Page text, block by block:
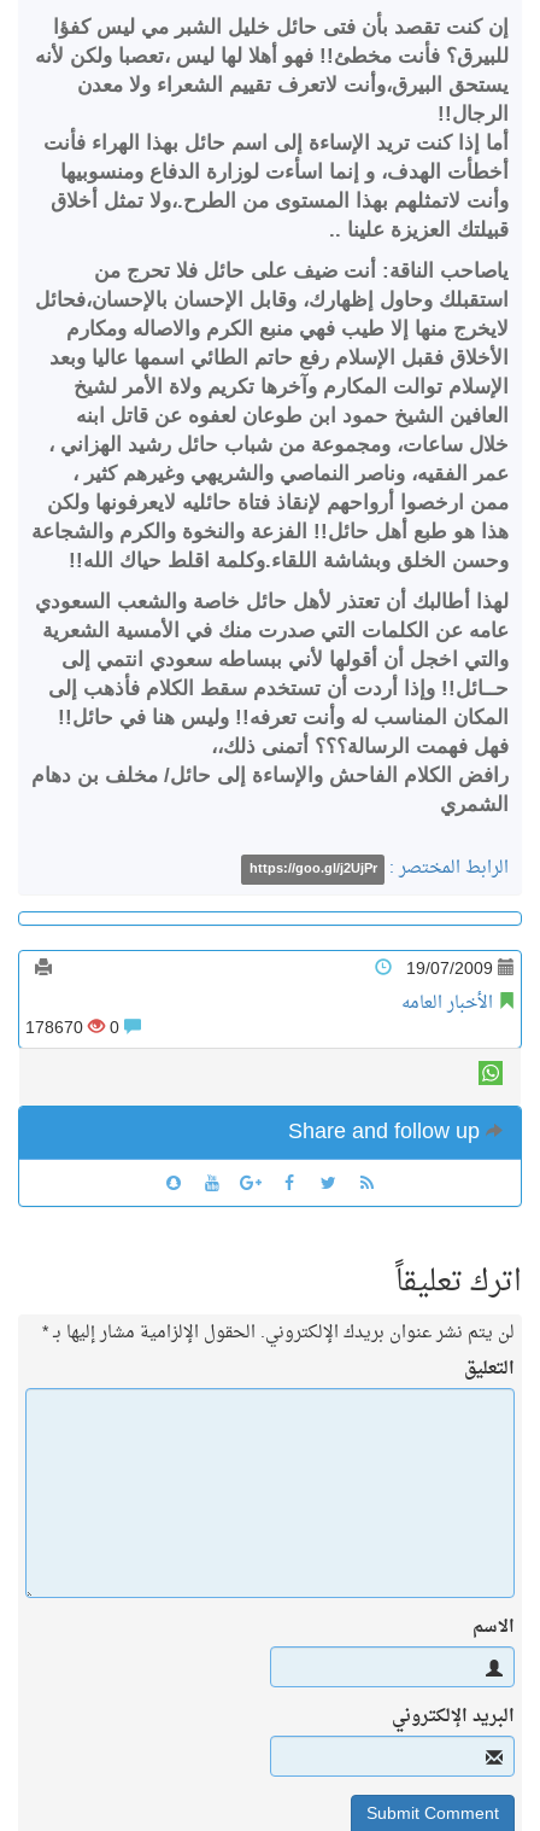
إن كنت تقصد بأن فتى حائل خليل الشبر مي ليس كفؤا
للبيرق؟ فأنت مخطئ!! فهو أهلا لها ليس ،تعصبا ولكن لأنه
يستحق البيرق،وأنت لاتعرف تقييم الشعراء ولا معدن
الرجال!!
أما إذا كنت تريد الإساءة إلى اسم حائل بهذا الهراء فأنت
أخطأت الهدف، و إنما اسأءت لوزارة الدفاع ومنسوبيها
وأنت لاتمثلهم بهذا المستوى من الطرح.،ولا تمثل أخلاق
قبيلتك العزيزة علينا ..
ياصاحب الناقة: أنت ضيف على حائل فلا تحرج من
استقبلك وحاول إظهارك، وقابل الإحسان بالإحسان،فحائل
لايخرج منها إلا طيب فهي منبع الكرم والاصاله ومكارم
الأخلاق فقبل الإسلام رفع حاتم الطائي اسمها عاليا وبعد
الإسلام توالت المكارم وآخرها تكريم ولاة الأمر لشيخ
العافين الشيخ حمود ابن طوعان لعفوه عن قاتل ابنه
خلال ساعات، ومجموعة من شباب حائل رشيد الهزاني ،
عمر الفقيه، وناصر النماصي والشريهي وغيرهم كثير ،
ممن ارخصوا أرواحهم لإنقاذ فتاة حائليه لايعرفونها ولكن
هذا هو طبع أهل حائل!! الفزعة والنخوة والكرم والشجاعة
وحسن الخلق وبشاشة اللقاء.وكلمة اقلط حياك الله!!
لهذا أطالبك أن تعتذر لأهل حائل خاصة والشعب السعودي
عامه عن الكلمات التي صدرت منك في الأمسية الشعرية
والتي اخجل أن أقولها لأني ببساطه سعودي انتمي إلى
حــائل!! وإذا أردت أن تستخدم سقط الكلام فأذهب إلى
المكان المناسب له وأنت تعرفه!! وليس هنا في حائل!!
فهل فهمت الرسالة؟؟؟ أتمنى ذلك،،
رافض الكلام الفاحش والإساءة إلى حائل/ مخلف بن دهام
الشمري
الرابط المختصر : https://goo.gl/j2UjPr
19/07/2009
الأخبار العامه
178670
اترك تعليقاً
لن يتم نشر عنوان بريدك الإلكتروني. الحقول الإلزامية مشار إليها بـ*
التعليق
الاسم
البريد الإلكتروني